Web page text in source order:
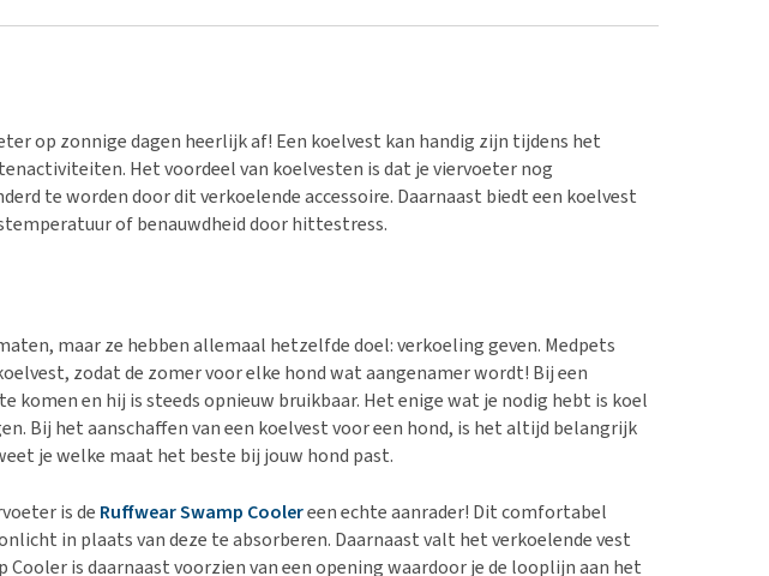
op zonnige dagen heerlijk af! Een koelvest kan handig zijn tijdens het
Het voordeel van koelvesten is dat je viervoeter nog
te worden door dit verkoelende accessoire. Daarnaast biedt een koelvest
of benauwdheid door hittestress.
maar ze hebben allemaal hetzelfde doel: verkoeling geven. Medpets
zodat de zomer voor elke hond wat aangenamer wordt! Bij een
komen en hij is steeds opnieuw bruikbaar. Het enige wat je nodig hebt is koel
Bij het aanschaffen van een koelvest voor een hond, is het altijd belangrijk
je welke maat het beste bij jouw hond past.
is de Ruffwear Swamp Coolereen echte aanrader! Dit comfortabel
in plaats van deze te absorberen. Daarnaast valt het verkoelende vest
Cooler is daarnaast voorzien van een opening waardoor je de looplijn aan het